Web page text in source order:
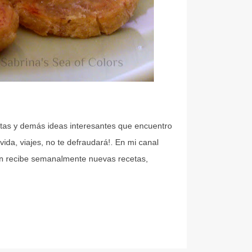
y demás ideas interesantes que encuentro
viajes, no te defraudará!. En mi canal
semanalmente nuevas recetas,